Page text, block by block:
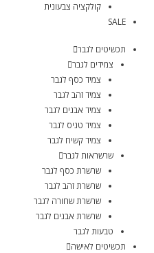
קולקציה צבעונית
SALE
תכשיטים לגבר
צמידים לגבר
צמיד כסף לגבר
צמיד זהב לגבר
צמיד אבנים לגבר
צמיד טניס לגבר
צמיד קשיח לגבר
שרשראות לגבר
שרשרת כסף לגבר
שרשרת זהב לגבר
שרשרת שחורה לגבר
שרשרת אבנים לגבר
טבעות לגבר
תכשיטים לאישה